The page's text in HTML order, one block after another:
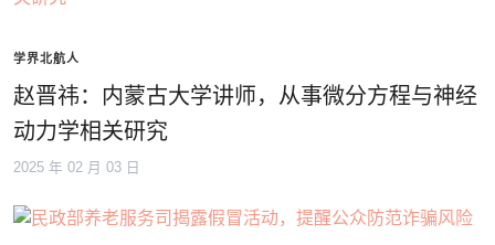
学界北航人
赵晋祎：内蒙古大学讲师，从事微分方程与神经
动力学相关研究
2025 年 02 月 03 日